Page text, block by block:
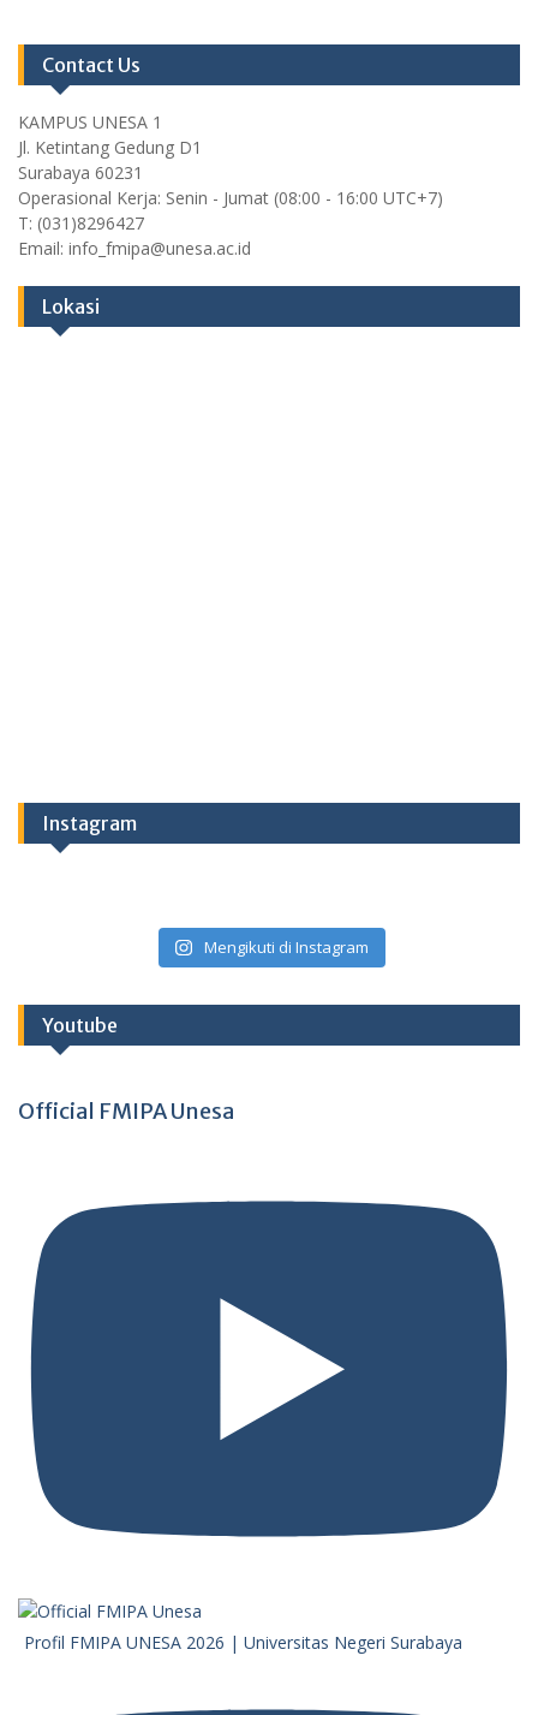
Contact Us
KAMPUS UNESA 1
Jl. Ketintang Gedung D1
Surabaya 60231
Operasional Kerja: Senin - Jumat (08:00 - 16:00 UTC+7)
T: (031)8296427
Email: info_fmipa@unesa.ac.id
Lokasi
Instagram
Mengikuti di Instagram
Youtube
Official FMIPA Unesa
Profil FMIPA UNESA 2026 | Universitas Negeri Surabaya